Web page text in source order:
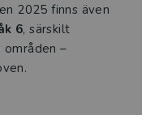
2025 finns även
6, särskilt
–